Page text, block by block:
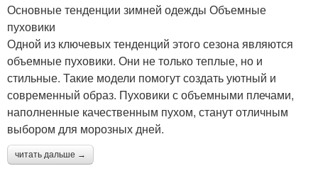
Основные тенденции зимней одежды Объемные
пуховики
Одной из ключевых тенденций этого сезона являются
объемные пуховики. Они не только теплые, но и
стильные. Такие модели помогут создать уютный и
современный образ. Пуховики с объемными плечами,
наполненные качественным пухом, станут отличным
выбором для морозных дней.
читать дальше →